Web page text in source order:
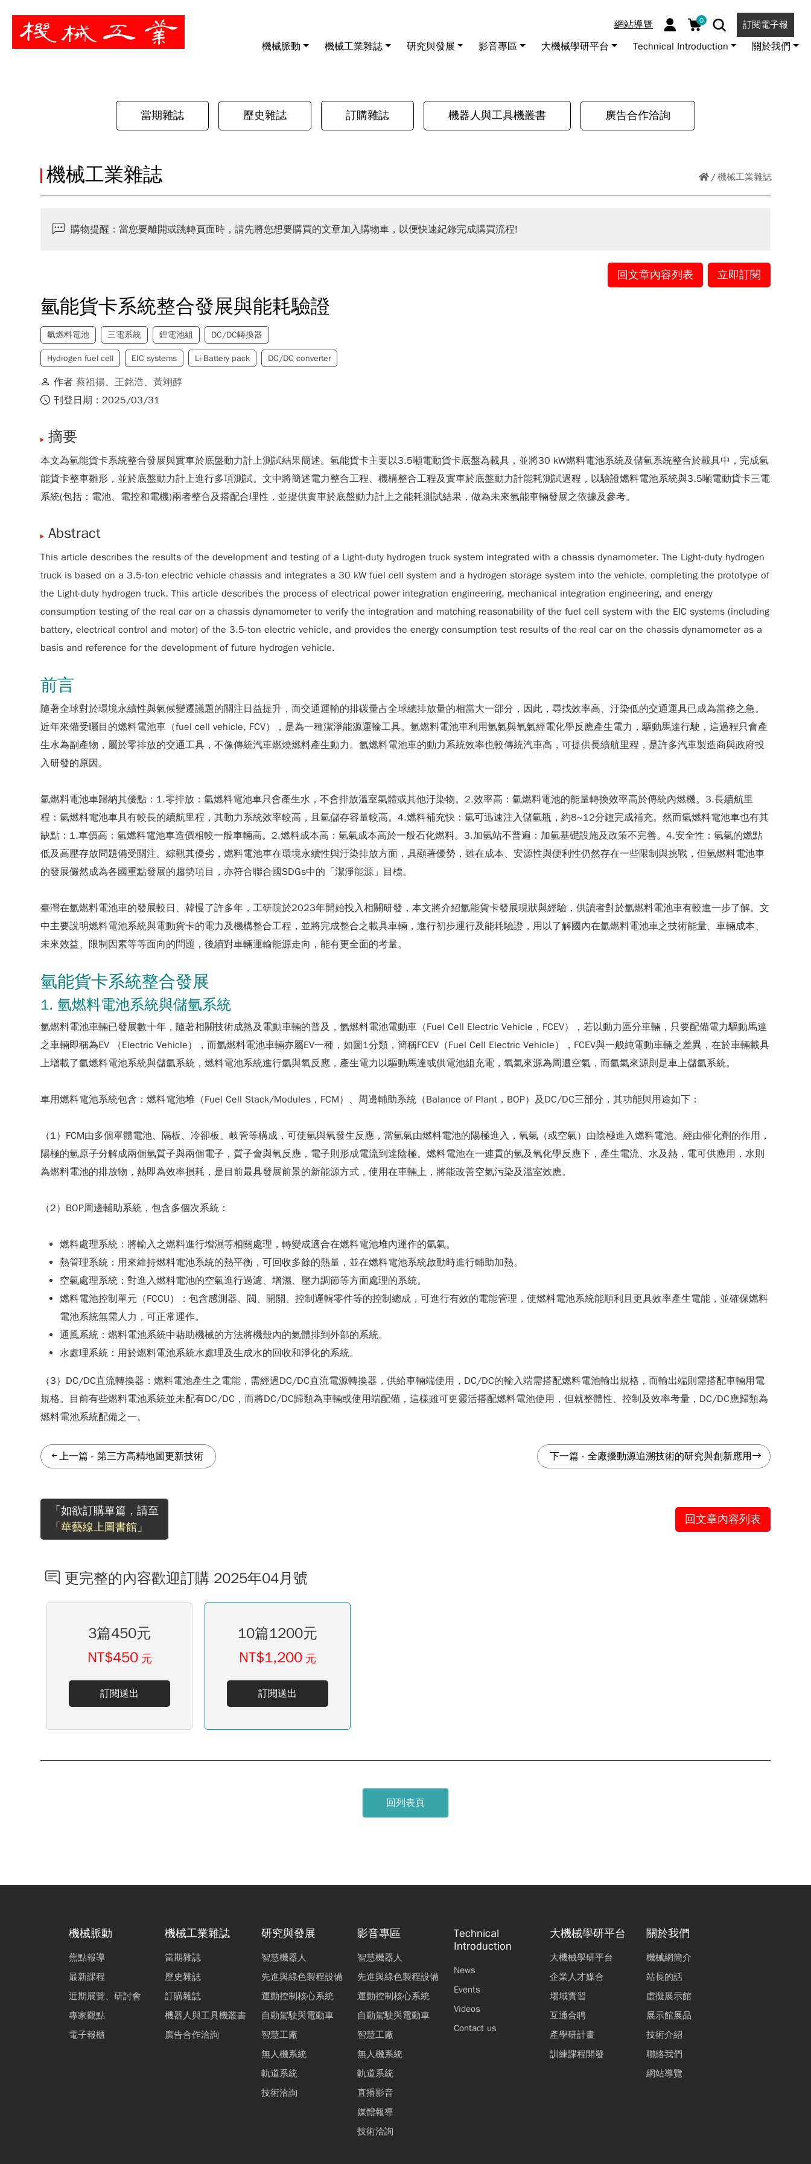
網站導覽 0 訂閱電子報
機械脈動 機械工業雜誌 研究與發展 影音專區 大機械學研平台 Technical Introduction 關於我們
暫停
當期雜誌 歷史雜誌 訂購雜誌 機器人與工具機叢書 廣告合作洽詢
機械工業雜誌
機械工業雜誌
購物提醒：當您要離開或跳轉頁面時，請先將您想要購買的文章加入購物車，以便快速紀錄完成購買流程!
回文章內容列表 立即訂閱
氫能貨卡系統整合發展與能耗驗證
氫燃料電池 三電系統 鋰電池組 DC/DC轉換器
Hydrogen fuel cell EIC systems Li-Battery pack DC/DC converter
作者蔡祖揚、王銘浩、黃翊醇
刊登日期：2025/03/31
摘要
本文為氫能貨卡系統整合發展與實車於底盤動力計上測試結果簡述。氫能貨卡主要以3.5噸電動貨卡底盤為載具，並將30 kW燃料電池系統及儲氫系統整合於載具中，完成氫
能貨卡整車雛形，並於底盤動力計上進行多項測試。文中將簡述電力整合工程、機構整合工程及實車於底盤動力計能耗測試過程，以驗證燃料電池系統與3.5噸電動貨卡三電
系統(包括：電池、電控和電機)兩者整合及搭配合理性，並提供實車於底盤動力計上之能耗測試結果，做為未來氫能車輛發展之依據及參考。
Abstract
This article describes the results of the development and testing of a Light-duty hydrogen truck system integrated with a chassis dynamometer. The Light-duty hydrogen
truck is based on a 3.5-ton electric vehicle chassis and integrates a 30 kW fuel cell system and a hydrogen storage system into the vehicle, completing the prototype of
the Light-duty hydrogen truck. This article describes the process of electrical power integration engineering, mechanical integration engineering, and energy
consumption testing of the real car on a chassis dynamometer to verify the integration and matching reasonability of the fuel cell system with the EIC systems (including
battery, electrical control and motor) of the 3.5-ton electric vehicle, and provides the energy consumption test results of the real car on the chassis dynamometer as a
basis and reference for the development of future hydrogen vehicle.
前言
隨著全球對於環境永續性與氣候變遷議題的關注日益提升，而交通運輸的排碳量占全球總排放量的相當大一部分，因此，尋找效率高、汙染低的交通運具已成為當務之急。
近年來備受矚目的燃料電池車（fuel cell vehicle, FCV），是為一種潔淨能源運輸工具。氫燃料電池車利用氫氣與氧氣經電化學反應產生電力，驅動馬達行駛，這過程只會產
生水為副產物，屬於零排放的交通工具，不像傳統汽車燃燒燃料產生動力。氫燃料電池車的動力系統效率也較傳統汽車高，可提供長續航里程，是許多汽車製造商與政府投
入研發的原因。
氫燃料電池車歸納其優點：1.零排放：氫燃料電池車只會產生水，不會排放溫室氣體或其他汙染物。2.效率高：氫燃料電池的能量轉換效率高於傳統內燃機。3.長續航里
程：氫燃料電池車具有較長的續航里程，其動力系統效率較高，且氫儲存容量較高。4.燃料補充快：氫可迅速注入儲氫瓶，約8~12分鐘完成補充。然而氫燃料電池車也有其
缺點：1.車價高：氫燃料電池車造價相較一般車輛高。2.燃料成本高：氫氣成本高於一般石化燃料。3.加氫站不普遍：加氫基礎設施及政策不完善。4.安全性：氫氣的燃點
低及高壓存放問題備受關注。綜觀其優劣，燃料電池車在環境永續性與汙染排放方面，具顯著優勢，雖在成本、安源性與便利性仍然存在一些限制與挑戰，但氫燃料電池車
的發展儼然成為各國重點發展的趨勢項目，亦符合聯合國SDGs中的「潔淨能源」目標。
臺灣在氫燃料電池車的發展較日、韓慢了許多年，工研院於2023年開始投入相關研發，本文將介紹氫能貨卡發展現狀與經驗，供讀者對於氫燃料電池車有較進一步了解。文
中主要說明燃料電池系統與電動貨卡的電力及機構整合工程，並將完成整合之載具車輛，進行初步運行及能耗驗證，用以了解國內在氫燃料電池車之技術能量、車輛成本、
未來效益、限制因素等等面向的問題，後續對車輛運輸能源走向，能有更全面的考量。
氫能貨卡系統整合發展
1. 氫燃料電池系統與儲氫系統
氫燃料電池車輛已發展數十年，隨著相關技術成熟及電動車輛的普及，氫燃料電池電動車（Fuel Cell Electric Vehicle，FCEV），若以動力區分車輛，只要配備電力驅動馬達
之車輛即稱為EV （Electric Vehicle），而氫燃料電池車輛亦屬EV一種，如圖1分類，簡稱FCEV（Fuel Cell Electric Vehicle），FCEV與一般純電動車輛之差異，在於車輛載具
上增載了氫燃料電池系統與儲氫系統，燃料電池系統進行氫與氧反應，產生電力以驅動馬達或供電池組充電，氧氣來源為周遭空氣，而氫氣來源則是車上儲氫系統。
車用燃料電池系統包含：燃料電池堆（Fuel Cell Stack/Modules，FCM）、周邊輔助系統（Balance of Plant，BOP）及DC/DC三部分，其功能與用途如下：
（1）FCM由多個單體電池、隔板、冷卻板、岐管等構成，可使氫與氧發生反應，當氫氣由燃料電池的陽極進入，氧氣（或空氣）由陰極進入燃料電池。經由催化劑的作用，
陽極的氫原子分解成兩個氫質子與兩個電子，質子會與氧反應，電子則形成電流到達陰極。燃料電池在一連貫的氫及氧化學反應下，產生電流、水及熱，電可供應用，水則
為燃料電池的排放物，熱即為效率損耗，是目前最具發展前景的新能源方式，使用在車輛上，將能改善空氣污染及溫室效應。
（2）BOP周邊輔助系統，包含多個次系統：
燃料處理系統：將輸入之燃料進行增濕等相關處理，轉變成適合在燃料電池堆內運作的氫氣。
熱管理系統：用來維持燃料電池系統的熱平衡，可回收多餘的熱量，並在燃料電池系統啟動時進行輔助加熱。
空氣處理系統：對進入燃料電池的空氣進行過濾、增濕、壓力調節等方面處理的系統。
燃料電池控制單元（FCCU）：包含感測器、閥、開關、控制邏輯零件等的控制總成，可進行有效的電能管理，使燃料電池系統能順利且更具效率產生電能，並確保燃料
電池系統無需人力，可正常運作。
通風系統：燃料電池系統中藉助機械的方法將機殼內的氣體排到外部的系統。
水處理系統：用於燃料電池系統水處理及生成水的回收和淨化的系統。
（3）DC/DC直流轉換器：燃料電池產生之電能，需經過DC/DC直流電源轉換器，供給車輛端使用，DC/DC的輸入端需搭配燃料電池輸出規格，而輸出端則需搭配車輛用電
規格。目前有些燃料電池系統並未配有DC/DC，而將DC/DC歸類為車輛或使用端配備，這樣雖可更靈活搭配燃料電池使用，但就整體性、控制及效率考量，DC/DC應歸類為
燃料電池系統配備之一。
上一篇 -第三方高精地圖更新技術 下一篇 - 全廠擾動源追溯技術的研究與創新應用
「如欲訂購單篇，請至
「華藝線上圖書館」
回文章內容列表
更完整的內容歡迎訂購 2025年04月號
3篇450元
NT$450 元
訂閱送出
10篇1200元
NT$1,200 元
訂閱送出
回列表頁
機械脈動
焦點報導
最新課程
近期展覽、研討會
專家觀點
電子報櫃
機械工業雜誌
當期雜誌
歷史雜誌
訂購雜誌
機器人與工具機叢書
廣告合作洽詢
研究與發展
智慧機器人
先進與綠色製程設備
運動控制核心系統
自動駕駛與電動車
智慧工廠
無人機系統
軌道系統
技術洽詢
影音專區
智慧機器人
先進與綠色製程設備
運動控制核心系統
自動駕駛與電動車
智慧工廠
無人機系統
軌道系統
直播影音
媒體報導
技術洽詢
Technical
Introduction
News
Events
Videos
Contact us
大機械學研平台
大機械學研平台
企業人才媒合
場域實習
互通合聘
產學研計畫
訓練課程開發
關於我們
機械網簡介
站長的話
虛擬展示館
展示館展品
技術介紹
聯絡我們
網站導覽